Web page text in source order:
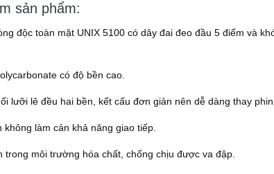
sản phẩm:
độc toàn mặt UNIX 5100 có dây đai đeo đầu 5 điểm và
có độ bền cao.
lưỡi lê đều hai bền, kết cấu đơn giản nên dễ dàng thay phin
không làm cản khả năng giao tiếp.
trong môi trường hóa chất, chống chịu được va đập.